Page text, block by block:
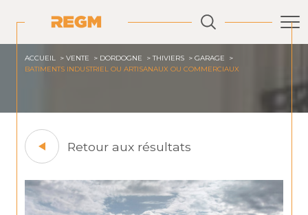
ACCUEIL VENTE DORDOGNE THIVIERS
GARAGE
BATIMENTS INDUSTRIEL OU ARTISANAUX OU COMMERCIAUX
Retour aux résultats